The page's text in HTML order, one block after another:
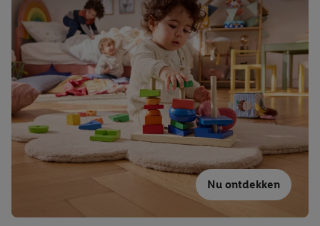
Nu ontdekken